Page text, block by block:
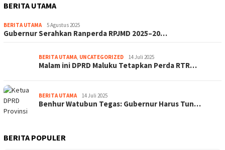
BERITA UTAMA
BERITA UTAMA 5 Agustus 2025
Gubernur Serahkan Ranperda RPJMD 2025–20…
BERITA UTAMA, UNCATEGORIZED 14 Juli 2025
Malam ini DPRD Maluku Tetapkan Perda RTR…
BERITA UTAMA 14 Juli 2025
Benhur Watubun Tegas: Gubernur Harus Tun…
BERITA POPULER